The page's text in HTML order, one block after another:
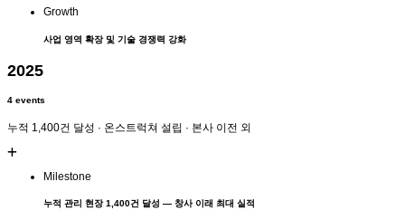
Growth
사업 영역 확장및 기술 경쟁력 강화
2025
4 events
누적 1,400건 달성 · 온스트럭쳐 설립 · 본사 이전 외
Milestone
누적 관리 현장1,400건 달성 — 창사 이래 최대 실적